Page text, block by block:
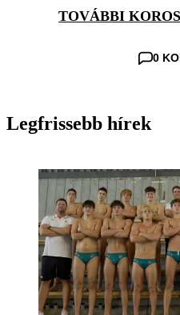
TOVÁBBI
0
Legfrissebb hírek